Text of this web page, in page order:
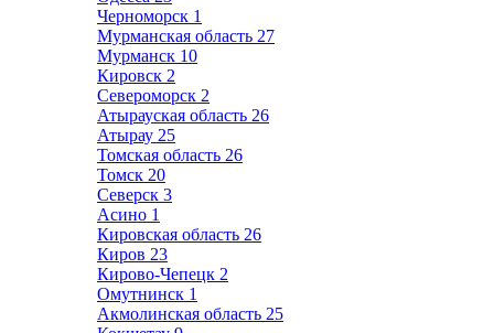
Черноморск 1
Мурманская область 27
Мурманск 10
Кировск 2
Североморск 2
Атырауская область 26
Атырау 25
Томская область 26
Томск 20
Северск 3
Асино 1
Кировская область 26
Киров 23
Кирово-Чепецк 2
Омутнинск 1
Акмолинская область 25